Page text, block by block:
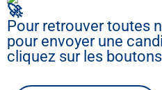
Pour retrouver toutes
pour envoyer une
cliquez sur les